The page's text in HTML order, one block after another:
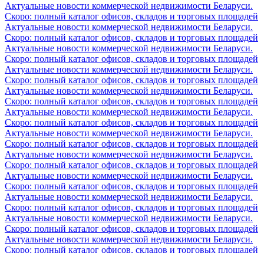
Актуальные новости коммерческой недвижимости Беларуси.
Скоро: полный каталог офисов, складов и торговых площадей
Актуальные новости коммерческой недвижимости Беларуси.
Скоро: полный каталог офисов, складов и торговых площадей
Актуальные новости коммерческой недвижимости Беларуси.
Скоро: полный каталог офисов, складов и торговых площадей
Актуальные новости коммерческой недвижимости Беларуси.
Скоро: полный каталог офисов, складов и торговых площадей
Актуальные новости коммерческой недвижимости Беларуси.
Скоро: полный каталог офисов, складов и торговых площадей
Актуальные новости коммерческой недвижимости Беларуси.
Скоро: полный каталог офисов, складов и торговых площадей
Актуальные новости коммерческой недвижимости Беларуси.
Скоро: полный каталог офисов, складов и торговых площадей
Актуальные новости коммерческой недвижимости Беларуси.
Скоро: полный каталог офисов, складов и торговых площадей
Актуальные новости коммерческой недвижимости Беларуси.
Скоро: полный каталог офисов, складов и торговых площадей
Актуальные новости коммерческой недвижимости Беларуси.
Скоро: полный каталог офисов, складов и торговых площадей
Актуальные новости коммерческой недвижимости Беларуси.
Скоро: полный каталог офисов, складов и торговых площадей
Актуальные новости коммерческой недвижимости Беларуси.
Скоро: полный каталог офисов, складов и торговых площадей